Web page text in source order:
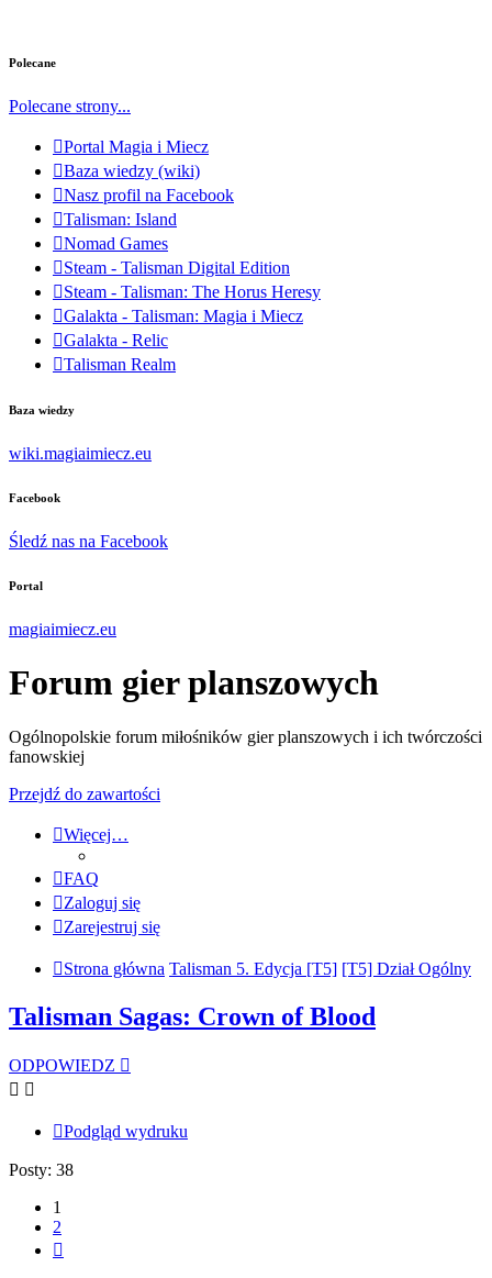
Polecane
Polecane strony...
Portal Magia i Miecz
Baza wiedzy (wiki)
Nasz profil na Facebook
Talisman: Island
Nomad Games
Steam - Talisman Digital Edition
Steam - Talisman: The Horus Heresy
Galakta - Talisman: Magia i Miecz
Galakta - Relic
Talisman Realm
Baza wiedzy
wiki.magiaimiecz.eu
Facebook
Śledź nas na Facebook
Portal
magiaimiecz.eu
Forum gier planszowych
Ogólnopolskie forum miłośników gier planszowych i ich twórczości
fanowskiej
Przejdź do zawartości
Więcej…
FAQ
Zaloguj się
Zarejestruj się
Strona główna Talisman 5. Edycja [T5] [T5] Dział Ogólny
Talisman Sagas: Crown of Blood
ODPOWIEDZ
Podgląd wydruku
Posty: 38
1
2